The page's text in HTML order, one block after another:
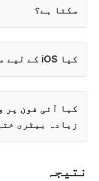
سکتا ہے؟
کیا iOS کے لیے مفت سیکیورٹی ایپس اچھی ہیں؟
کیا آئی فون پر
زیادہ بیٹری
نتیجہ